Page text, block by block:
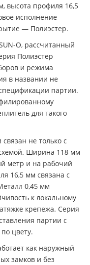
высота профиля 16,5
исполнение
— Полиэстер.
O, рассчитанный
Полиэстер
и режима
в названии не
партии.
для такого
не только с
Ширина 118 мм
метр и на рабочий
16,5 мм связана с
0,45 мм
к локальному
крепежа. Серия
партии с
цвету.
как наружный
замков и без